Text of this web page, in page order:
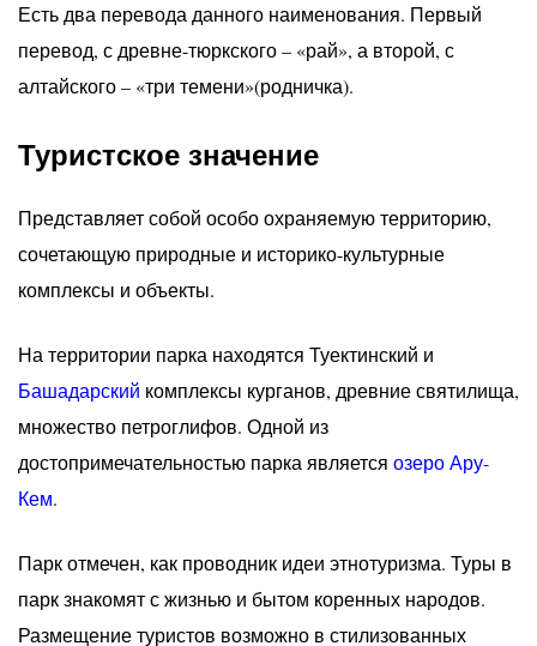
Есть два перевода данного наименования. Первый
перевод, с древне-тюркского – «рай», а второй, с
алтайского – «три темени»(родничка).
Туристское значение
Представляет собой особо охраняемую территорию,
сочетающую природные и историко-культурные
комплексы и объекты.
На территории парка находятся Туектинский и
Башадарский комплексы курганов, древние святилища,
множество петроглифов. Одной из
достопримечательностью парка является озеро Ару-
Кем.
Парк отмечен, как проводник идеи этнотуризма. Туры в
парк знакомят с жизнью и бытом коренных народов.
Размещение туристов возможно в стилизованных